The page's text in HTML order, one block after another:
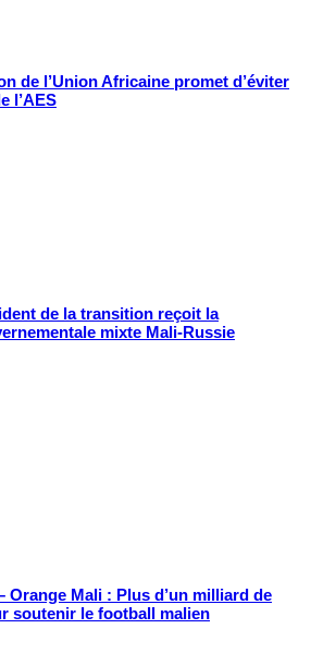
de l’Union Africaine promet d’éviter
l’AES
de la transition reçoit la
mixte Mali-Russie
Orange Mali : Plus d’un milliard de
soutenir le football malien